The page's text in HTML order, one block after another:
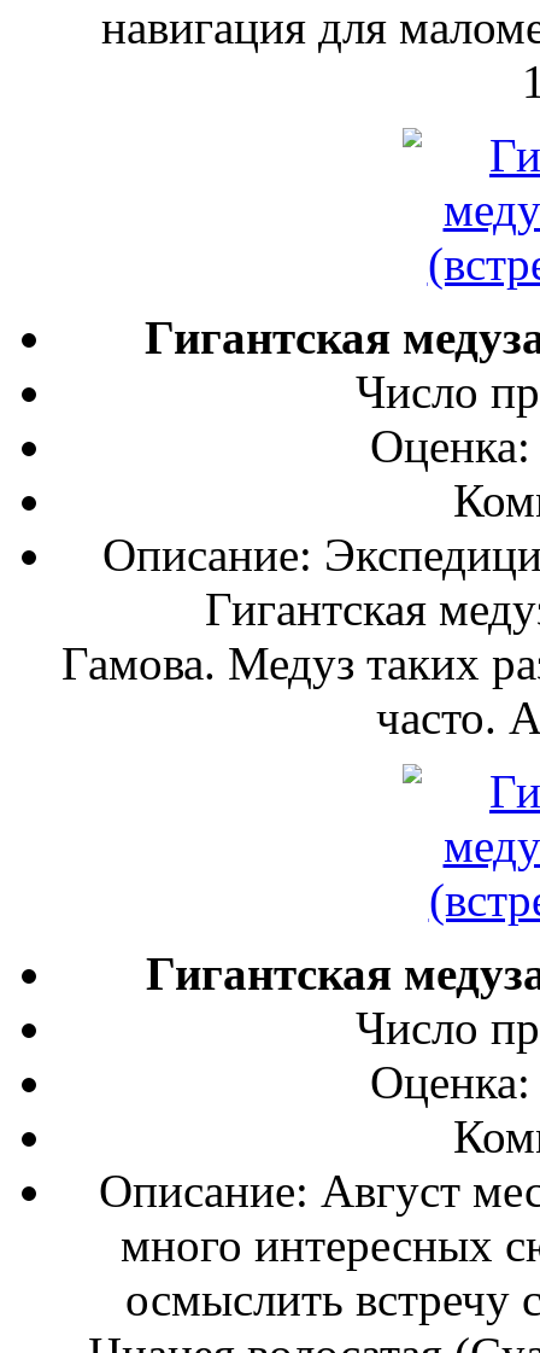
навигация для
Гигантская
Число
Описание:
Гигантская
Гамова. Медуз таких
часто.
Гигантская
Число
Описание: Август
много интересных
осмыслить встречу